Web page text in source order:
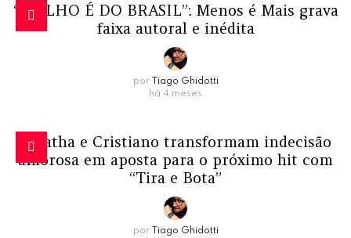
“MOLHO É DO BRASIL”: Menos é Mais grava
faixa autoral e inédita
por
Tiago Ghidotti
há 4 meses
Jonatha e Cristiano transformam indecisão
amorosa em aposta para o próximo hit com
“Tira e Bota”
por Tiago Ghidotti